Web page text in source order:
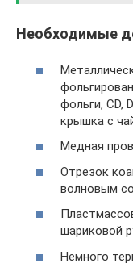
Необходимые
фольги, CD,
крышка с
Медная
Отрезок
волновым
шариковой
Немного